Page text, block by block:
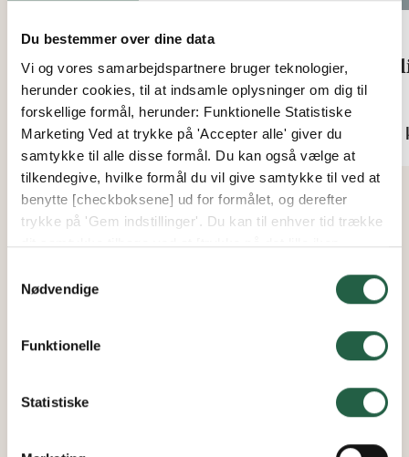
Du bestemmer over dine data
Vi og vores samarbejdspartnere bruger teknologier,
herunder cookies, til at indsamle oplysninger om dig til
forskellige formål, herunder: Funktionelle Statistiske
Marketing Ved at trykke på 'Accepter alle' giver du
samtykke til alle disse formål. Du kan også vælge at
tilkendegive, hvilke formål du vil give samtykke til ved at
benytte [checkboksene] ud for formålet, og derefter
trykke på 'Gem indstillinger'. Du kan til enhver tid trække
dit samtykke tilbage ved at [trykke på det lille ikon
mere om vores brug af cookies og andre teknologier,
personlige oplysninger
Nødvendige
Funktionelle
Statistiske
Skrue RTS 4,8 x 13
Fra
2 kr.